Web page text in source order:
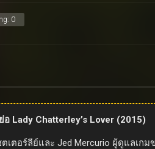
0
ย่อ Lady Chatterley’s Lover (2015)
ตอร์ลีย์และ Jed Mercurio ผู้ดูแลเ